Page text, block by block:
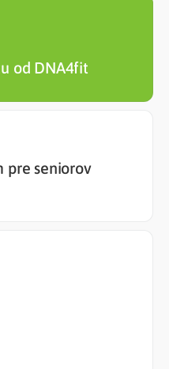
od DNA4fit
pre seniorov